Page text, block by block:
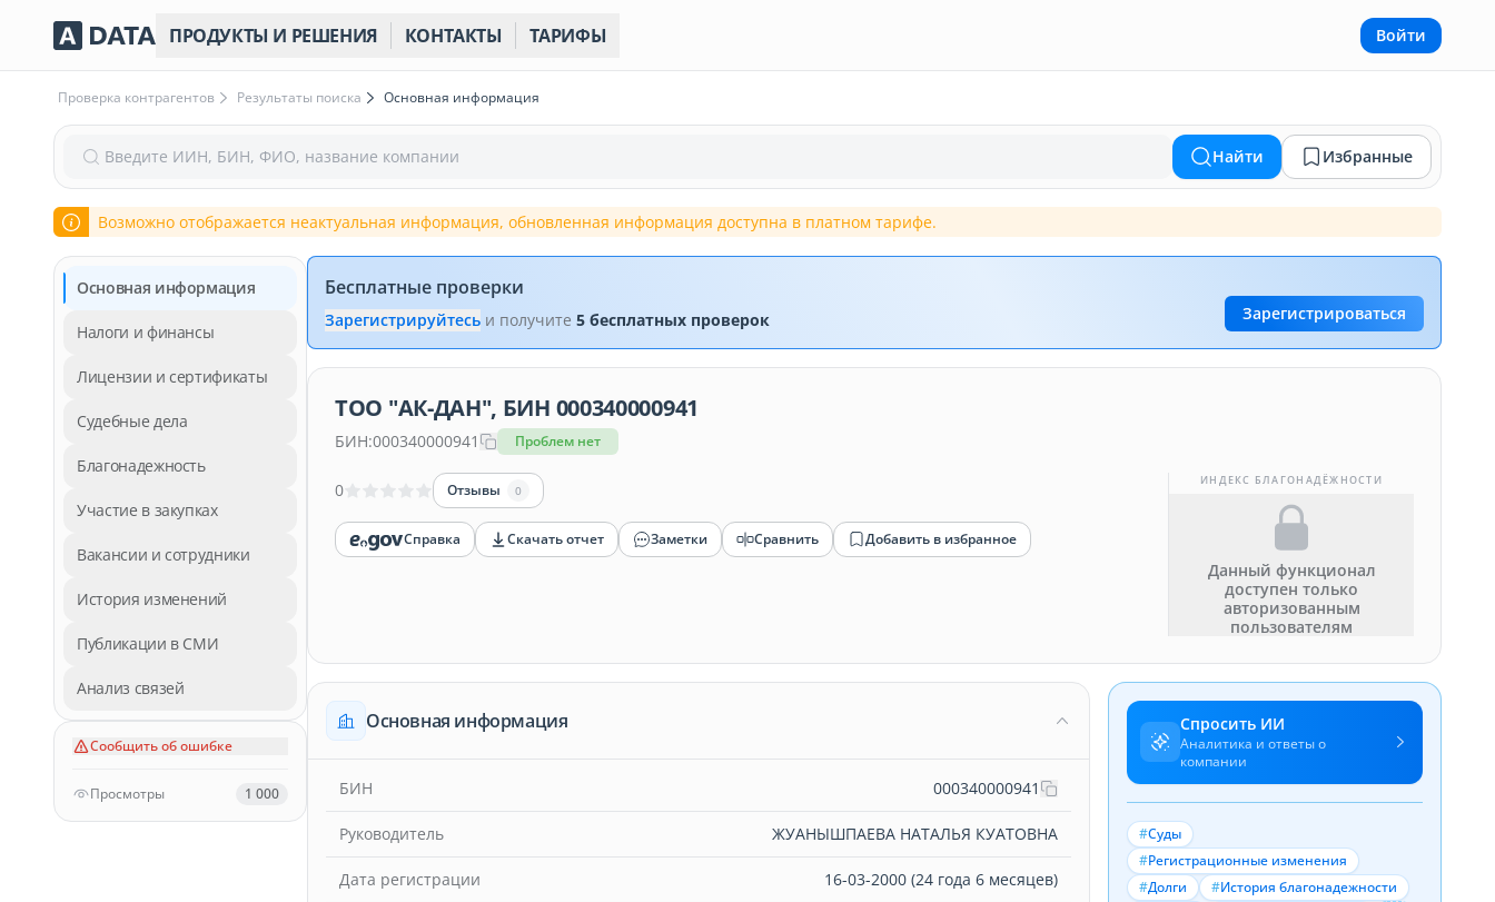
ПРОДУКТЫ И РЕШЕНИЯ КОНТАКТЫ ТАРИФЫ Войти
Проверка контрагентов Результаты поиска Основная информация
Введите ИИН, БИН, ФИО, название компании Найти Избранные
Возможно отображается неактуальная информация, обновленная информация доступна в платном тарифе.
Основная информация
Налоги и финансы
Лицензии и сертификаты
Судебные дела
Благонадежность
Участие в закупках
Вакансии и сотрудники
История изменений
Публикации в СМИ
Анализ связей
Сообщить об ошибке
Просмотры 1 000
Бесплатные проверки
Зарегистрируйтесь и получите 5 бесплатных проверок Зарегистрироваться
ТОО "АК-ДАН", БИН 000340000941
БИН:000340000941 Проблем нет
0 Отзывы 0
Справка Скачать отчет Заметки Сравнить Добавить в избранное
ИНДЕКС БЛАГОНАДЁЖНОСТИ
Данный функционал
доступен только
авторизованным
пользователям
Основная информация
БИН 000340000941
Руководитель ЖУАНЫШПАЕВА НАТАЛЬЯ КУАТОВНА
Дата регистрации 16-03-2000 (24 года 6 месяцев)
Спросить ИИ
Аналитика и ответы о
компании
#Суды
#Регистрационные изменения
#Долги #История благонадежности